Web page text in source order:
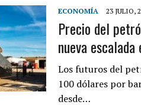
ECONOMÍA 23 JULIO,
Precio del
nueva
Los futuros del
100 dólares por
desde…